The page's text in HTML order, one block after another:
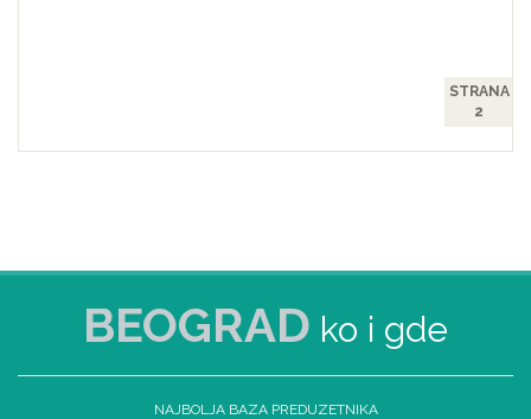
STRANA
2
BEOGRAD ko i gde
NAJBOLJA BAZA PREDUZETNIKA